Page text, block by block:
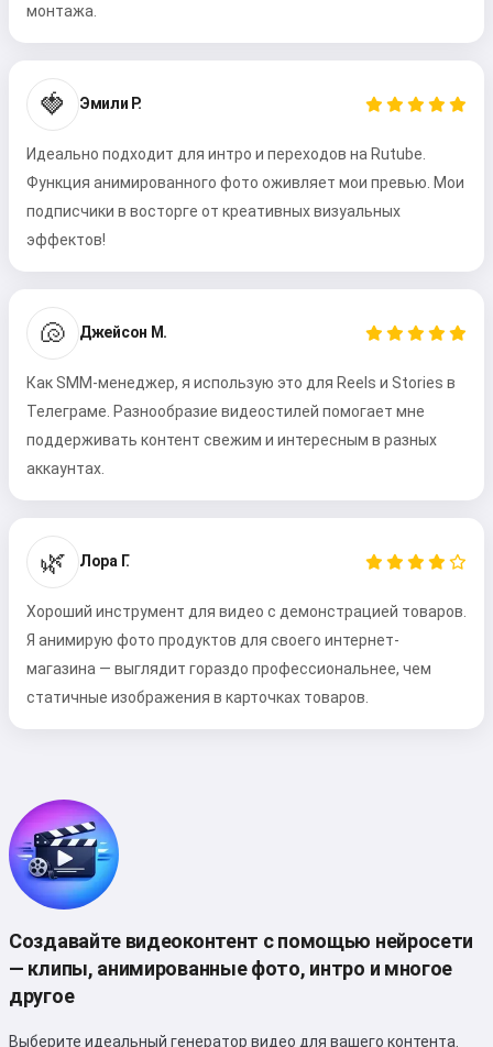
монтажа.
🍓 Эмили Р.
Идеально подходит для интро и переходов на Rutube.
Функция анимированного фото оживляет мои превью. Мои
подписчики в восторге от креативных визуальных
эффектов!
🐚 Джейсон М.
Как SMM-менеджер, я использую это для Reels и Stories в
Телеграме. Разнообразие видеостилей помогает мне
поддерживать контент свежим и интересным в разных
аккаунтах.
🌿 Лора Г.
Хороший инструмент для видео с демонстрацией товаров.
Я анимирую фото продуктов для своего интернет-
магазина — выглядит гораздо профессиональнее, чем
статичные изображения в карточках товаров.
Создавайте видеоконтент с помощью нейросети
— клипы, анимированные фото, интро и многое
другое
Выберите идеальный генератор видео для вашего контента.
Я могу создавать песни, писать
стихи и поздравления 🥰
Условия использования
Политика конфиденциальности ,
Политика возврата